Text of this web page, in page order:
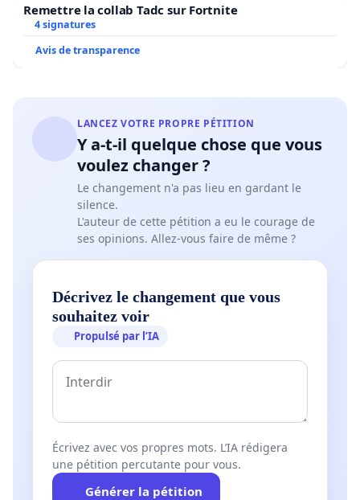
Remettre la collab Tadc sur Fortnite
4 signatures
Avis de transparence
LANCEZ VOTRE PROPRE PÉTITION
Y a-t-il quelque chose que vous
voulez changer ?
Le changement n'a pas lieu en gardant le
silence.
L'auteur de cette pétition a eu le courage de
ses opinions. Allez-vous faire de même ?
Décrivez le changement que vous
souhaitez voir
Propulsé par l’IA
Écrivez avec vos propres mots. L’IA rédigera
une pétition percutante pour vous.
Générer la pétition